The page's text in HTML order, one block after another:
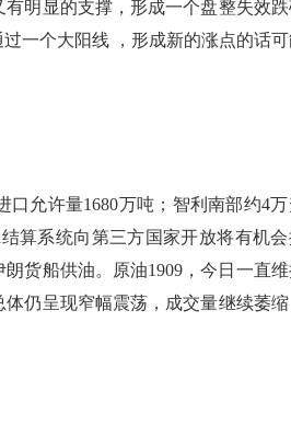
明显的支撑，形成一个盘整失效
一个大阳线 ，形成新的涨点的话
允许量1680万吨；智利南部约4万
算系统向第三方国家开放将有机会
货船供油。原油1909，今日一直
仍呈现窄幅震荡，成交量继续萎